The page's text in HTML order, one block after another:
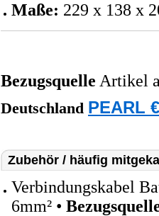
Maße: 229 x 138 x
Bezugsquelle Artikel
Deutschland PEARL
Zubehör / häufig
Verbindungskabel
6mm² •